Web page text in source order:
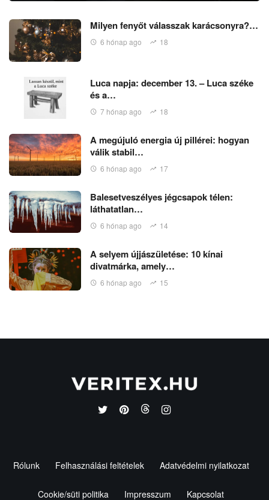
Milyen fenyőt válasszak karácsonyra?…
6 hónap ago 18
Luca napja: december 13. – Luca széke
és a…
7 hónap ago 18
A megújuló energia új pillérei: hogyan
válik stabil…
6 hónap ago 17
Balesetveszélyes jégcsapok télen:
láthatatlan…
6 hónap ago 14
A selyem újjászületése: 10 kínai
divatmárka, amely…
6 hónap ago 15
Rólunk Felhasználási feltételek Adatvédelmi nyilatkozat
Cookie/süti politika Impresszum Kapcsolat